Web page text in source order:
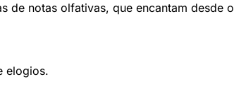
de notas olfativas, que encantam desde o
elogios.